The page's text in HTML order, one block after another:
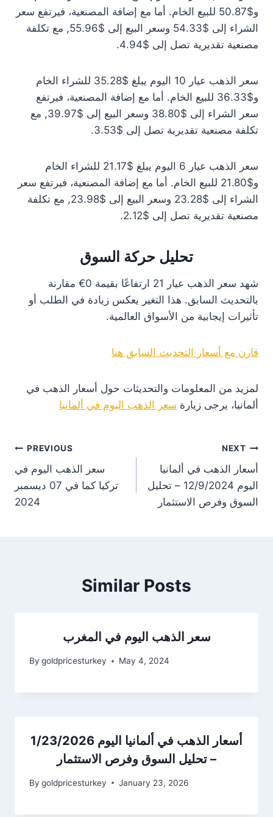
و$50.87 للبيع الخام. أما مع إضافة المصنعية، فيرتفع سعر
الشراء إلى $54.33 وسعر البيع إلى $55.96, مع تكلفة
مصنعية تقديرية تصل إلى $4.94.
سعر الذهب عيار 10 اليوم يبلغ $35.28 للشراء الخام
و$36.33 للبيع الخام. أما مع إضافة المصنعية، فيرتفع
سعر الشراء إلى $38.80 وسعر البيع إلى $39.97, مع
تكلفة مصنعية تقديرية تصل إلى $3.53.
سعر الذهب عيار 6 اليوم يبلغ $21.17 للشراء الخام
و$21.80 للبيع الخام. أما مع إضافة المصنعية، فيرتفع سعر
الشراء إلى $23.28 وسعر البيع إلى $23.98, مع تكلفة
مصنعية تقديرية تصل إلى $2.12.
تحليل حركة السوق
شهد سعر الذهب عيار 21 ارتفاعًا بقيمة 0€ مقارنة
بالتحديث السابق. هذا التغير يعكس زيادة في الطلب أو
تأثيرات إيجابية من الأسواق العالمية.
قارن مع أسعار التحديث السابق هنا
لمزيد من المعلومات والتحديثات حول أسعار الذهب في
ألمانيا، يرجى زيارة سعر الذهب اليوم في ألمانيا
PREVIOUS
سعر الذهب اليوم في
تركيا كما في 07 ديسمبر
2024
NEXT
أسعار الذهب في ألمانيا
اليوم 12/9/2024 – تحليل
السوق وفرص الاستثمار
Similar Posts
سعر الذهب اليوم في المغرب
By goldpricesturkey May 4, 2024
أسعار الذهب في ألمانيا اليوم 1/23/2026
– تحليل السوق وفرص الاستثمار
By goldpricesturkey January 23, 2026